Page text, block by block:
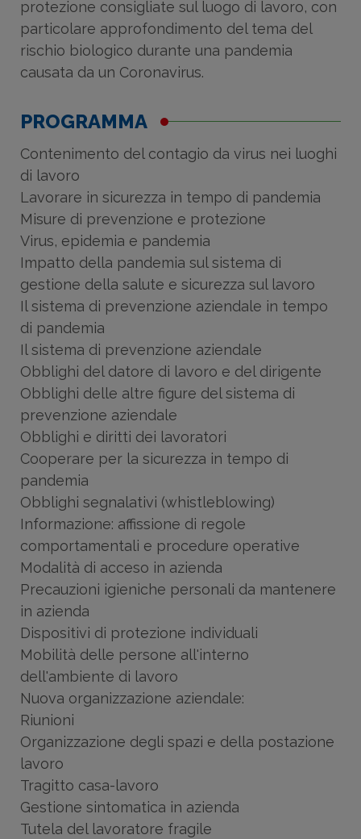
protezione consigliate sul luogo di lavoro, con
particolare approfondimento del tema del
rischio biologico durante una pandemia
causata da un Coronavirus.
PROGRAMMA
Contenimento del contagio da virus nei luoghi
di lavoro
Lavorare in sicurezza in tempo di pandemia
Misure di prevenzione e protezione
Virus, epidemia e pandemia
Impatto della pandemia sul sistema di
gestione della salute e sicurezza sul lavoro
Il sistema di prevenzione aziendale in tempo
di pandemia
Il sistema di prevenzione aziendale
Obblighi del datore di lavoro e del dirigente
Obblighi delle altre figure del sistema di
prevenzione aziendale
Obblighi e diritti dei lavoratori
Cooperare per la sicurezza in tempo di
pandemia
Obblighi segnalativi (whistleblowing)
Informazione: affissione di regole
comportamentali e procedure operative
Modalità di acceso in azienda
Precauzioni igieniche personali da mantenere
in azienda
Dispositivi di protezione individuali
Mobilità delle persone all'interno
dell'ambiente di lavoro
Nuova organizzazione aziendale:
Riunioni
Organizzazione degli spazi e della postazione
lavoro
Tragitto casa-lavoro
Gestione sintomatica in azienda
Tutela del lavoratore fragile